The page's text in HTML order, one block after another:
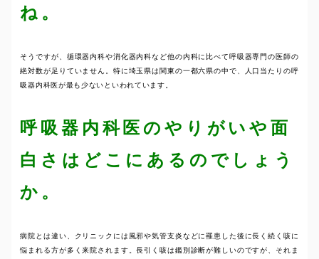
ね。
そうですが、循環器内科や消化器内科など他の内科に比べて呼吸器専門の医師の
絶対数が足りていません。特に埼玉県は関東の一都六県の中で、人口当たりの呼
吸器内科医が最も少ないといわれています。
呼吸器内科医のやりがいや面
白さはどこにあるのでしょう
か。
病院とは違い、クリニックには風邪や気管支炎などに罹患した後に長く続く咳に
悩まれる方が多く来院されます。長引く咳は鑑別診断が難しいのですが、それま